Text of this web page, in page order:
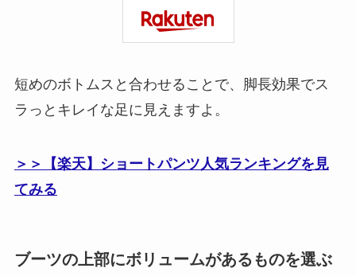
短めのボトムスと合わせることで、脚長効果でス
ラっとキレイな足に見えますよ。
＞＞【楽天】ショートパンツ人気ランキングを見
てみる
ブーツの上部にボリュームがあるものを選ぶ